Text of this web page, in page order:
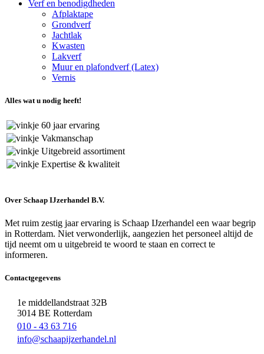
Verf en benodigdheden
Afplaktape
Grondverf
Jachtlak
Kwasten
Lakverf
Muur en plafondverf (Latex)
Vernis
Alles wat u nodig heeft!
60 jaar ervaring
Vakmanschap
Uitgebreid assortiment
Expertise & kwaliteit
Over Schaap IJzerhandel B.V.
Met ruim zestig jaar ervaring is Schaap IJzerhandel een waar begrip
in Rotterdam. Niet verwonderlijk, aangezien het personeel altijd de
tijd neemt om u uitgebreid te woord te staan en correct te
informeren.
Contactgegevens
1e middellandstraat 32B
3014 BE Rotterdam
010 - 43 63 716
info@schaapijzerhandel.nl